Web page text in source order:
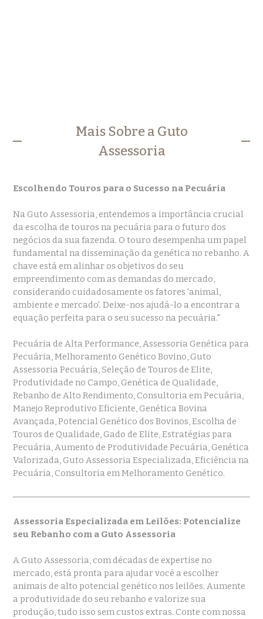
Mais Sobre a Guto
Assessoria
Escolhendo Touros para o Sucesso na Pecuária
Na Guto Assessoria, entendemos a importância crucial
da escolha de touros na pecuária para o futuro dos
negócios da sua fazenda. O touro desempenha um papel
fundamental na disseminação da genética no rebanho. A
chave está em alinhar os objetivos do seu
empreendimento com as demandas do mercado,
considerando cuidadosamente os fatores 'animal,
ambiente e mercado'. Deixe-nos ajudá-lo a encontrar a
equação perfeita para o seu sucesso na pecuária."
Pecuária de Alta Performance, Assessoria Genética para
Pecuária, Melhoramento Genético Bovino, Guto
Assessoria Pecuária, Seleção de Touros de Elite,
Produtividade no Campo, Genética de Qualidade,
Rebanho de Alto Rendimento, Consultoria em Pecuária,
Manejo Reprodutivo Eficiente, Genética Bovina
Avançada, Potencial Genético dos Bovinos, Escolha de
Touros de Qualidade, Gado de Elite, Estratégias para
Pecuária, Aumento de Produtividade Pecuária, Genética
Valorizada, Guto Assessoria Especializada, Eficiência na
Pecuária, Consultoria em Melhoramento Genético.
Assessoria Especializada em Leilões: Potencialize
seu Rebanho com a Guto Assessoria
A Guto Assessoria, com décadas de expertise no
mercado, está pronta para ajudar você a escolher
animais de alto potencial genético nos leilões. Aumente
a produtividade do seu rebanho e valorize sua
produção, tudo isso sem custos extras. Conte com nossa